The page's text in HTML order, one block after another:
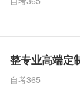
整专业高端定
自考365